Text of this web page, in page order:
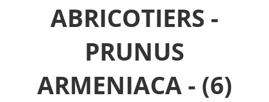
ABRICOTIERS -
PRUNUS
ARMENIACA - (6)